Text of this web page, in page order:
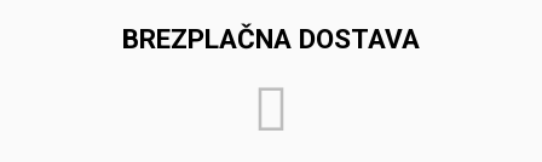
BREZPLAČNA DOSTAVA